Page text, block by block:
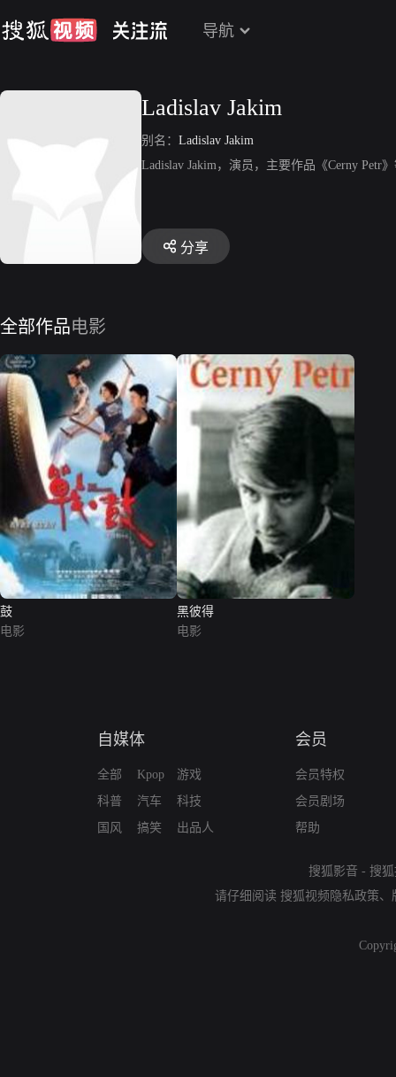
导航
Ladislav Jakim
别名： Ladislav Jakim
Ladislav Jakim，演员，主要作品《Cerny Petr
分享
全部作品电影
鼓
电影
黑彼得
电影
自媒体
全部
科普
国风
Kpop
汽车
搞笑
游戏
科技
出品人
会员
会员特权
会员剧场
帮助
搜狐影音 - 搜
请仔细阅读 搜狐视频隐私政策、